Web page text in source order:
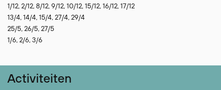
1/12, 2/12, 8/12, 9/12, 10/12, 15/12, 16/12, 17/12
13/4, 14/4, 15/4, 27/4, 29/4
25/5, 26/5, 27/5
1/6, 2/6, 3/6
Activiteiten